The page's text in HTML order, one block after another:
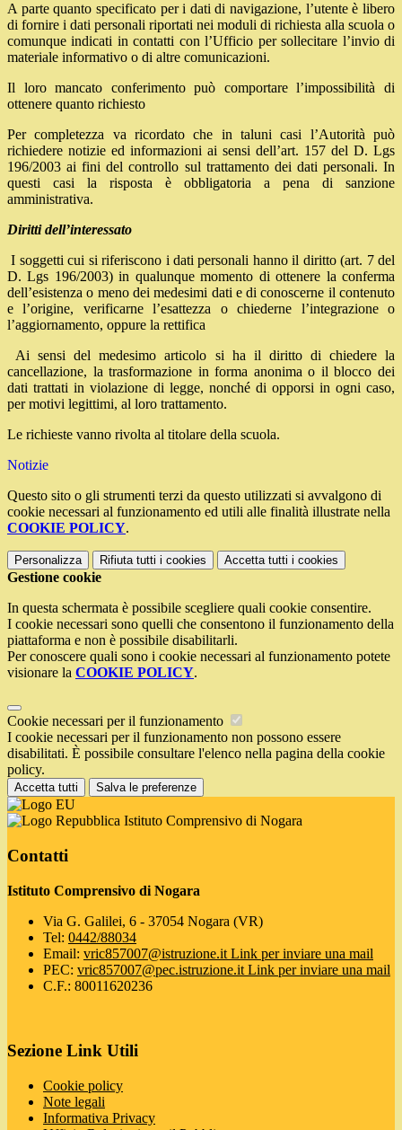
A parte quanto specificato per i dati di navigazione, l’utente è libero
di fornire i dati personali riportati nei moduli di richiesta alla scuola o
comunque indicati in contatti con l’Ufficio per sollecitare l’invio di
materiale informativo o di altre comunicazioni.
Il loro mancato conferimento può comportare l’impossibilità di
ottenere quanto richiesto
Per completezza va ricordato che in taluni casi l’Autorità può
richiedere notizie ed informazioni ai sensi dell’art. 157 del D. Lgs
196/2003 ai fini del controllo sul trattamento dei dati personali. In
questi casi la risposta è obbligatoria a pena di sanzione
amministrativa.
Diritti dell’interessato
I soggetti cui si riferiscono i dati personali hanno il diritto (art. 7 del
D. Lgs 196/2003) in qualunque momento di ottenere la conferma
dell’esistenza o meno dei medesimi dati e di conoscerne il contenuto
e l’origine, verificarne l’esattezza o chiederne l’integrazione o
l’aggiornamento, oppure la rettifica
Ai sensi del medesimo articolo si ha il diritto di chiedere la
cancellazione, la trasformazione in forma anonima o il blocco dei
dati trattati in violazione di legge, nonché di opporsi in ogni caso,
per motivi legittimi, al loro trattamento.
Le richieste vanno rivolta al titolare della scuola.
Notizie
Questo sito o gli strumenti terzi da questo utilizzati si avvalgono di
cookie necessari al funzionamento ed utili alle finalità illustrate nella
COOKIE POLICY.
Personalizza Rifiuta tutti i cookies Accetta tutti i cookies
Gestione cookie
In questa schermata è possibile scegliere quali cookie consentire.
I cookie necessari sono quelli che consentono il funzionamento della
piattaforma e non è possibile disabilitarli.
Per conoscere quali sono i cookie necessari al funzionamento potete
visionare la COOKIE POLICY.
Cookie necessari per il funzionamento
I cookie necessari per il funzionamento non possono essere
disabilitati. È possibile consultare l'elenco nella pagina della cookie
policy.
Accetta tutti Salva le preferenze
Istituto Comprensivo di Nogara
Contatti
Istituto Comprensivo di Nogara
Via G. Galilei, 6 - 37054 Nogara (VR)
Tel: 0442/88034
Email: vric857007@istruzione.it Link per inviare una mail
PEC: vric857007@pec.istruzione.it Link per inviare una mail
C.F.: 80011620236
Sezione Link Utili
Cookie policy
Note legali
Informativa Privacy